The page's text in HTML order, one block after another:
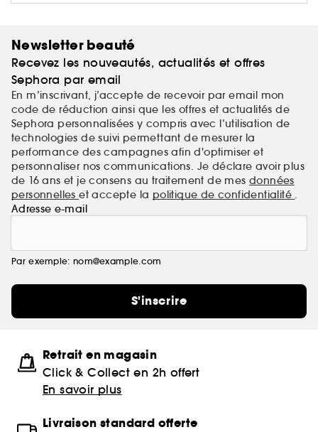
Newsletter beauté
Recevez les nouveautés, actualités et offres
Sephora par email
En m’inscrivant, j’accepte de recevoir par email mon
code de réduction ainsi que les offres et actualités de
Sephora personnalisées y compris avec l’utilisation de
technologies de suivi permettant de mesurer la
performance des campagnes afin d'optimiser et
personnaliser nos communications. Je déclare avoir plus
de 16 ans et je consens au traitement de mes données
personnelleset accepte la politique de confidentialité
Adresse e-mail
Par exemple: nom@example.com
S'inscrire
Retrait en magasin
Click & Collect en 2h offert
En savoir plus
Livraison standard offerte